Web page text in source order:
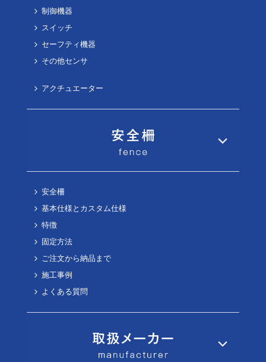
制御機器
スイッチ
セーフティ機器
その他センサ
アクチュエーター
安全柵
基本仕様とカスタム仕様
特徴
固定方法
ご注文から納品まで
施工事例
よくある質問